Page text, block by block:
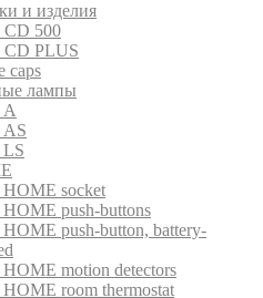
и изделия
500
CD PLUS
caps
лампы
A
AS
socket
push-buttons
push-button, battery-
motion detectors
room thermostat